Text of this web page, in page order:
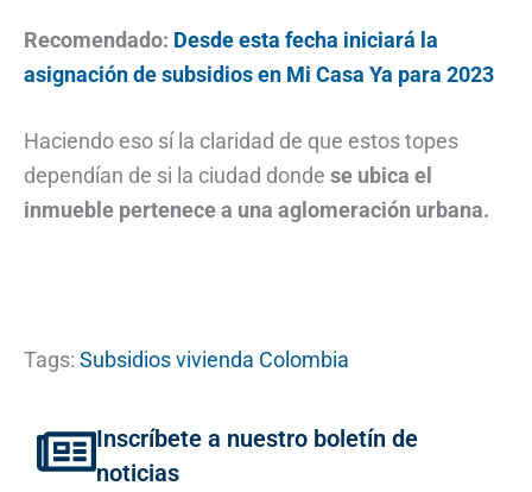
Recomendado: Desde esta fecha iniciará la
asignación de subsidios en Mi Casa Ya para 2023
Haciendo eso sí la claridad de que estos topes
dependían de si la ciudad donde se ubica el
inmueble pertenece a una aglomeración urbana.
Tags: Subsidios vivienda Colombia
Inscríbete a nuestro boletín de
noticias